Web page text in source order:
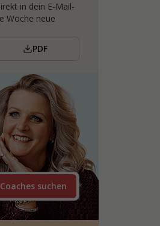
in dein E-Mail-
Woche neue
PDF
Coaches suchen